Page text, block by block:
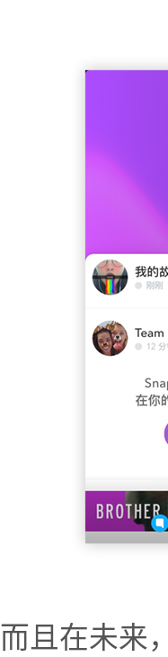
而且在未来